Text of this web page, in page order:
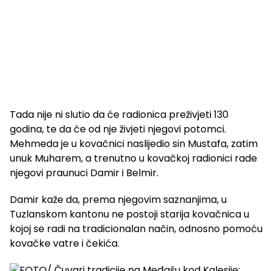
Tada nije ni slutio da će radionica preživjeti 130
godina, te da će od nje živjeti njegovi potomci.
Mehmeda je u kovačnici naslijedio sin Mustafa, zatim
unuk Muharem, a trenutno u kovačkoj radionici rade
njegovi praunuci Damir i Belmir.
Damir kaže da, prema njegovim saznanjima, u
Tuzlanskom kantonu ne postoji starija kovačnica u
kojoj se radi na tradicionalan način, odnosno pomoću
kovačke vatre i čekića.